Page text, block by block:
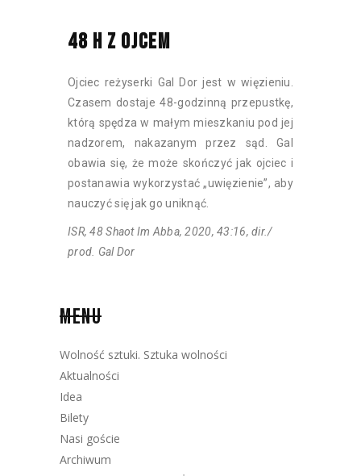
48 H Z OJCEM
Ojciec reżyserki Gal Dor jest w więzieniu.
Czasem dostaje 48-godzinną przepustkę,
którą spędza w małym mieszkaniu pod jej
nadzorem, nakazanym przez sąd. Gal
obawia się, że może skończyć jak ojciec i
postanawia wykorzystać „uwięzienie”, aby
nauczyć się jak go uniknąć.
ISR, 48 Shaot Im Abba, 2020, 43:16, dir./
prod. Gal Dor
MENU
Wolność sztuki. Sztuka wolności
Aktualności
Idea
Bilety
Nasi goście
Archiwum